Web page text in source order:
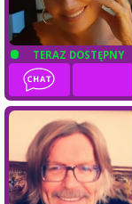
TERAZ DOSTĘPNY